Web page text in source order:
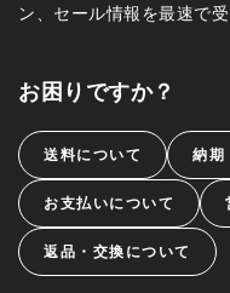
ン、セール情報を最速で
お困りですか？
送料について 納期
お支払いについて
返品・交換について